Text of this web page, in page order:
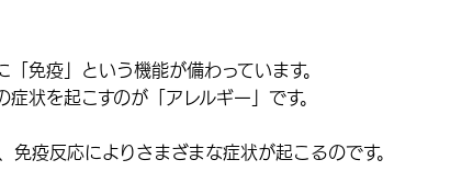
免疫」という機能が備わっています。
状を起こすのが「アレルギー」です。
疫反応によりさまざまな症状が起こるのです。